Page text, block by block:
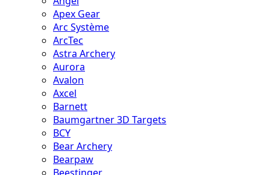
Apex Gear
Arc Système
ArcTec
Astra Archery
Aurora
Avalon
Axcel
Barnett
Baumgartner 3D Targets
BCY
Bear Archery
Bearpaw